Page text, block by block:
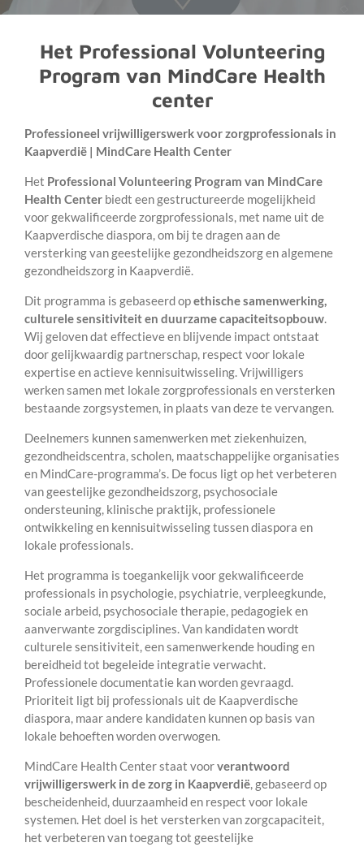
Het Professional Volunteering
Program van MindCare Health
center
Professioneel vrijwilligerswerk voor zorgprofessionals in
Kaapverdië | MindCare Health Center
Het Professional Volunteering Program van MindCare
Health Center biedt een gestructureerde mogelijkheid
voor gekwalificeerde zorgprofessionals, met name uit de
Kaapverdische diaspora, om bij te dragen aan de
versterking van geestelijke gezondheidszorg en algemene
gezondheidszorg in Kaapverdië.
Dit programma is gebaseerd opethische samenwerking,
culturele sensitiviteit en duurzame capaciteitsopbouw.
Wij geloven dat effectieve en blijvende impact ontstaat
door gelijkwaardig partnerschap, respect voor lokale
expertise en actieve kennisuitwisseling. Vrijwilligers
werken samen met lokale zorgprofessionals en versterken
bestaande zorgsystemen, in plaats van deze te vervangen.
Deelnemers kunnen samenwerken met ziekenhuizen,
gezondheidscentra, scholen, maatschappelijke organisaties
en MindCare-programma’s. De focus ligt op het verbeteren
van geestelijke gezondheidszorg, psychosociale
ondersteuning, klinische praktijk, professionele
ontwikkeling en kennisuitwisseling tussen diaspora en
lokale professionals.
Het programma is toegankelijk voor gekwalificeerde
professionals in psychologie, psychiatrie, verpleegkunde,
sociale arbeid, psychosociale therapie, pedagogiek en
aanverwante zorgdisciplines. Van kandidaten wordt
culturele sensitiviteit, een samenwerkende houding en
bereidheid tot begeleide integratie verwacht.
Professionele documentatie kan worden gevraagd.
Prioriteit ligt bij professionals uit de Kaapverdische
diaspora, maar andere kandidaten kunnen op basis van
lokale behoeften worden overwogen.
MindCare Health Center staat voorverantwoord
vrijwilligerswerk in de zorg in Kaapverdië, gebaseerd op
bescheidenheid, duurzaamheid en respect voor lokale
systemen. Het doel is het versterken van zorgcapaciteit,
het verbeteren van toegang tot geestelijke